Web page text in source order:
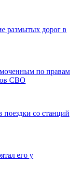
размытых дорог в
по правам
СВО
со станций
его у